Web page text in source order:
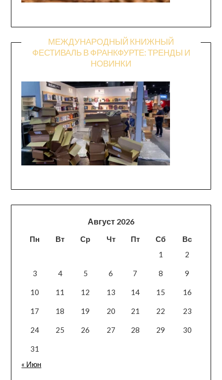
МЕЖДУНАРОДНЫЙ КНИЖНЫЙ
ФЕСТИВАЛЬ В ФРАНКФУРТЕ: ТРЕНДЫ И
НОВИНКИ
Август 2026
Пн Вт Ср Чт Пт Сб
Вс
1
2
3 4 5 6 7 8 9
10 11 12 13 14 15 16
17 18 19 20 21 22 23
24 25 26 27 28 29 30
31
« Июн